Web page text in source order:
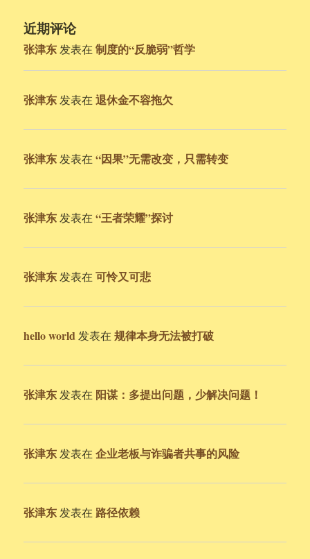
近期评论
张津东 发表在制度的“反脆弱”哲学
张津东 发表在退休金不容拖欠
张津东 发表在“因果”无需改变，只需转变
张津东 发表在“王者荣耀”探讨
张津东 发表在可怜又可悲
hello world 发表在规律本身无法被打破
张津东 发表在 阳谋：多提出问题，少解决问题！
张津东 发表在企业老板与诈骗者共事的风险
张津东 发表在 路径依赖